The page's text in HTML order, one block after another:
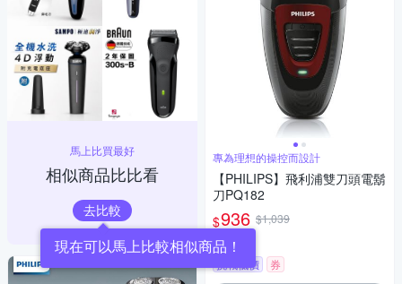
馬上比買最好
相似商品比比看
去比較
現在可以馬上比較相似商品！
專為理想的操控而設計
【PHILIPS】飛利浦雙刀頭電鬍
刀PQ182
$936 $1,039
4.5
挑戰低價 券